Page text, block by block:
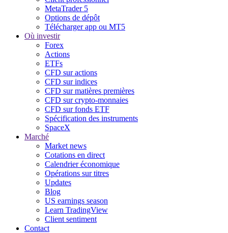
MetaTrader 5
Options de dépôt
Télécharger app ou MT5
Où investir
Forex
Actions
ETFs
CFD sur actions
CFD sur indices
CFD sur matières premières
CFD sur crypto-monnaies
CFD sur fonds ETF
Spécification des instruments
SpaceX
Marché
Market news
Cotations en direct
Calendrier économique
Opérations sur titres
Updates
Blog
US earnings season
Learn TradingView
Client sentiment
Contact